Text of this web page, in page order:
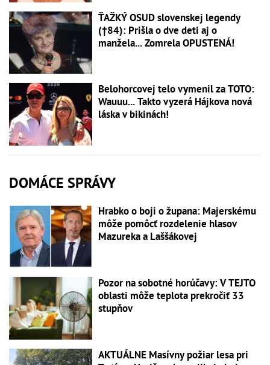
ŤAŽKÝ OSUD slovenskej legendy
(†84): Prišla o dve deti aj o
manžela... Zomrela OPUSTENÁ!
Belohorcovej telo vymenil za TOTO:
Wauuu... Takto vyzerá Hájkova nová
láska v bikinách!
DOMÁCE SPRÁVY
Hrabko o boji o župana: Majerskému
môže pomôcť rozdelenie hlasov
Mazureka a Laššákovej
Pozor na sobotné horúčavy: V TEJTO
oblasti môže teplota prekročiť 33
stupňov
AKTUÁLNE Masívny požiar lesa pri